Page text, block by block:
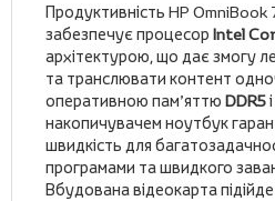
Продуктивність HP OmniBook
забезпечує процесор Intel
архітектурою, що дає змогу
та транслювати контент
оперативною пам’яттю DDR5
накопичувачем ноутбук
швидкість для
програмами та швидкого
Вбудована відеокарта